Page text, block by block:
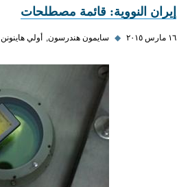
إيران النووية: قائمة مصطلحات
١٦ مارس ٢٠١٥ ◆ سايمون هندرسون أولي هاينونن